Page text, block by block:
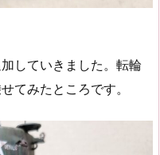
していきました。転輪
てみたところです。